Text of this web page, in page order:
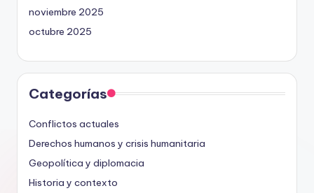
noviembre 2025
octubre 2025
Categorías
Conflictos actuales
Derechos humanos y crisis humanitaria
Geopolítica y diplomacia
Historia y contexto